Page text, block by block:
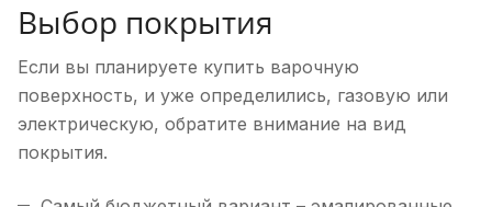
Выбор покрытия
Если вы планируете купить варочную
поверхность, и уже определились, газовую или
электрическую, обратите внимание на вид
покрытия.